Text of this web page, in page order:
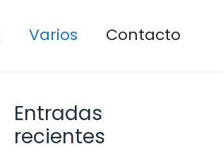
Varios Contacto
Entradas
recientes